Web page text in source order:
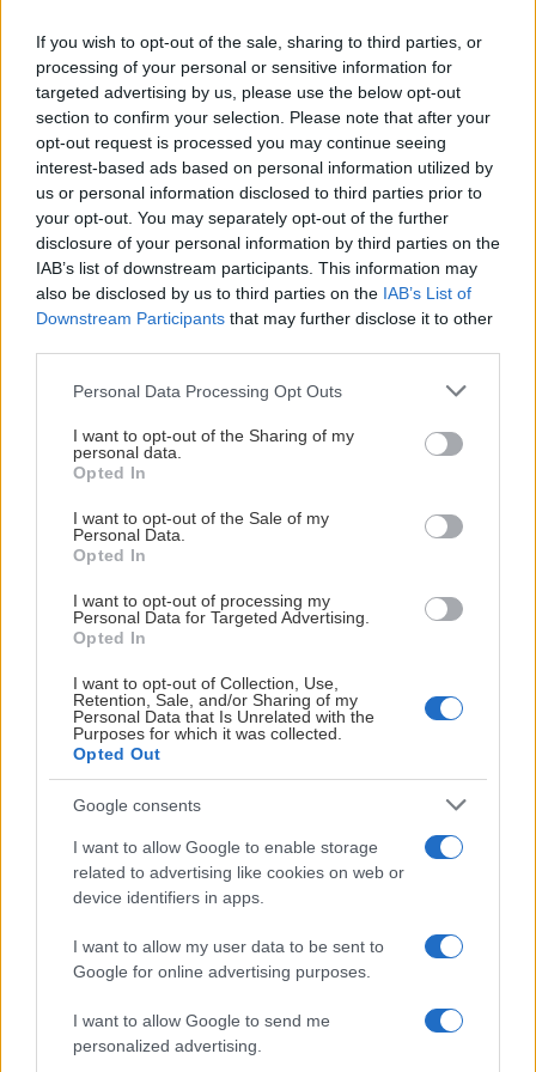
If you wish to opt-out of the sale, sharing to third parties, or
processing of your personal or sensitive information for
targeted advertising by us, please use the below opt-out
section to confirm your selection. Please note that after your
opt-out request is processed you may continue seeing
interest-based ads based on personal information utilized by
us or personal information disclosed to third parties prior to
your opt-out. You may separately opt-out of the further
disclosure of your personal information by third parties on the
IAB’s list of downstream participants. This information may
also be disclosed by us to third parties on the IAB’s List of
Downstream Participants that may further disclose it to other
Please note that this website/app uses one or more Google
not limited to your visit or usage behaviour. You may click to
grant or deny consent to Google and its third-party tags to
use your data for below specified purposes in below Google
consent section.
Personal Data Processing Opt Outs
I want to opt-out of the Sharing of my
personal data.
Opted In
I want to opt-out of the Sale of my
Personal Data.
Opted In
I want to opt-out of processing my
Personal Data for Targeted Advertising.
Opted In
I want to opt-out of Collection, Use,
Retention, Sale, and/or Sharing of my
Personal Data that Is Unrelated with the
Purposes for which it was collected.
Opted Out
Google consents
I want to allow Google to enable storage
related to advertising like cookies on web or
device identifiers in apps.
I want to allow my user data to be sent to
Google for online advertising purposes.
I want to allow Google to send me
personalized advertising.
man möjlighet att utvecklas som spelare samtidigt som
man spelar i ett lag som har ambitionen att vinna varje
år, kommenterar Stjernborg.
Stjernborg anslöt till Skellefteå AIK inför säsongen
2025/2026 och hade sedan tidigare kontrakt även över
kommande säsong. Nu har parterna kommit överens
om en tvåårig förlängning, vilket innebär att avtalet nu
sträcker sig över säsongen 2028/2029. Under sitt första
år i laget tog han flera kliv ute på isen. Efter 12 gjorda
poäng (5+7) på 42 spelade grundseriematcher växlade
han upp ytterligare under slutspelet, där han stod för 8
poäng (6+2) på 15 spelade matcher, och var en stor del
fortsätter i svartgult för 23-åringen från Malmö.
- Det var en helt magisk säsong som avslutades på
bästa sätt med ett SM-guld. Jag och min sambo har
trivts jättebra sedan vi flyttade hit och vi fick ett väldigt
varmt välkomnande av både föreningen och
människorna runt omkring, kommenterar Stjernborg.
Om den kommande säsongen
- Jag ser mest fram emot att fortsätta vara en del av det
här laget och tävla om fler guld tillsammans. Sedan ser
jag fram emot allt runt omkring - inte minst alla roadtrips
Tankarna om den fortsatta utvecklingen
- Jag strävar alltid efter att bli en bättre hockeyspelare
både på och utanför isen. Det är något jag vill fortsätta
arbeta med varje dag, och jag ser verkligen fram emot
avslutar Stjernborg.